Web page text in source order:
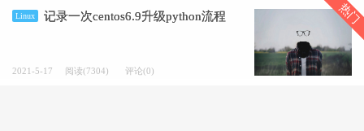
Linux 记录一次centos6.9升级python流程
2021-5-17 阅读(7304) 评论(0)
热门